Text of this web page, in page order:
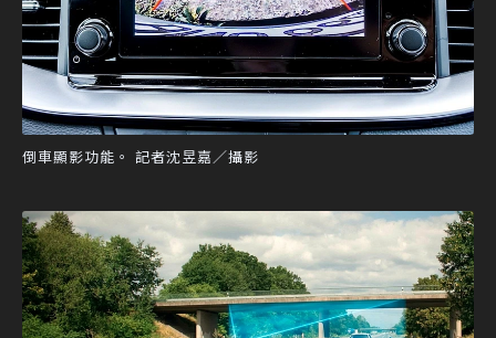
倒車顯影功能。 記者沈昱嘉／攝影